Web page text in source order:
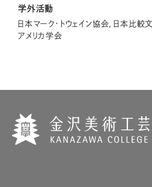
学外活動
日本マーク・トウェイン協会，日本比較
アメリカ学会